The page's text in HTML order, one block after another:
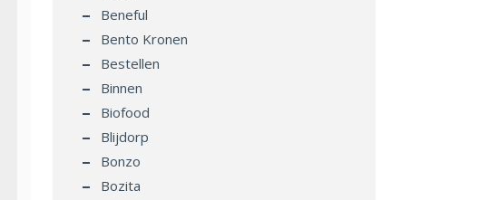
Beneful
Bento Kronen
Bestellen
Binnen
Biofood
Blijdorp
Bonzo
Bozita